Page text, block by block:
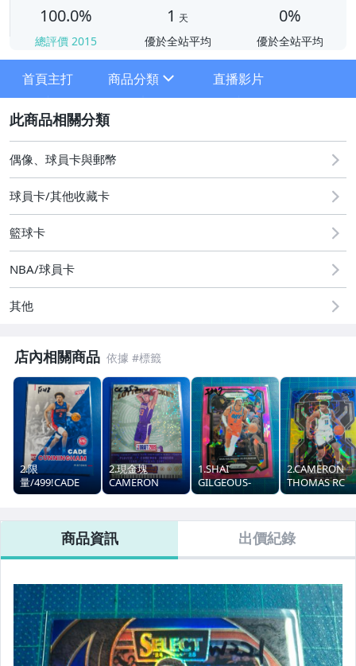
100.0%
總評價 2015
1 天
優於全站平均
0%
優於全站平均
首頁主打 商品分類
其它
直播影片
偶像、球員卡與郵幣
球員卡/其他收藏卡
籃球卡
NBA/球員卡
其他
店內相關商品
2.限
量/499!CADE
CUNNINGHAM
THE NATIONAL
2.現金塊
CAMERON
JOHNSON RC
TICKET特
卡!2019-20
CONTENDERS
1.SHAI
GILGEOUS-
ALEXANDER 粉
PRIZM PINK
2.CAMERON
THOMAS RC
CHOICE三色
CHOICE TRI-
COLOR
商品資訊 出價紀錄